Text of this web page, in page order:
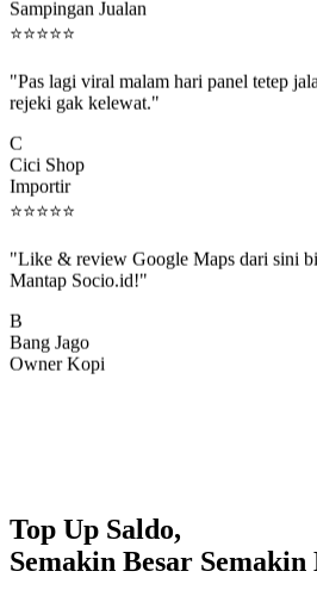
⭐⭐⭐⭐⭐
rejeki gak kelewat."
Cici Shop
Importir
⭐⭐⭐⭐⭐
Mantap Socio.id!"
Bang Jago
Owner Kopi
Top Up Saldo,
Semakin Besar Semakin